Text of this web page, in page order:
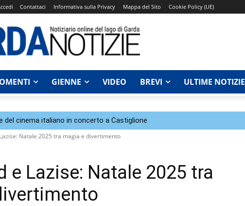
Contattaci Informativa sulla Privacy Mappa del Sito Cookie Policy (UE)
GIENNE VIDEO BREVI ULTIME NOTIZIE
del cinema italiano in concerto a Castiglione
Natale 2025 tra magia e divertimento
e Lazise: Natale 2025 tra